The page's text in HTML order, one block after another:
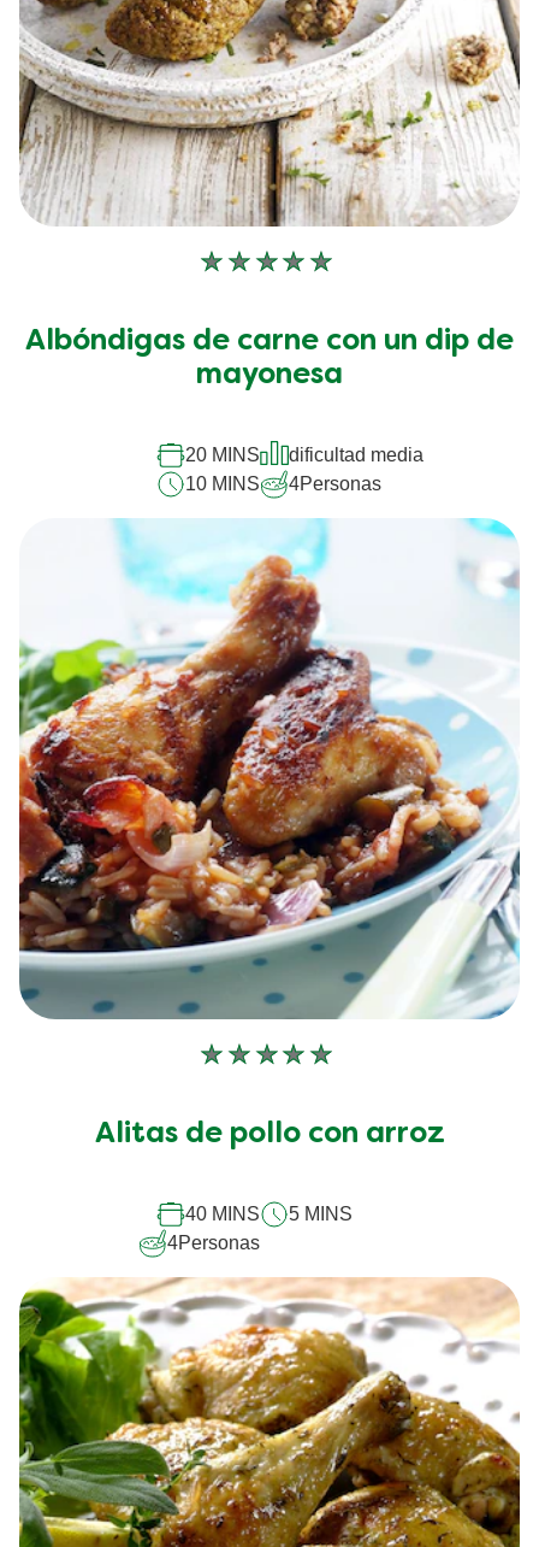
No
enviado
calificaciones
recipe
Albóndigas de carne con un dip de
mayonesa
20 MINS
dificultad media
10 MINS
4Personas
No
enviado
este
recipe
Alitas de pollo con arroz
40 MINS
5 MINS
4Personas